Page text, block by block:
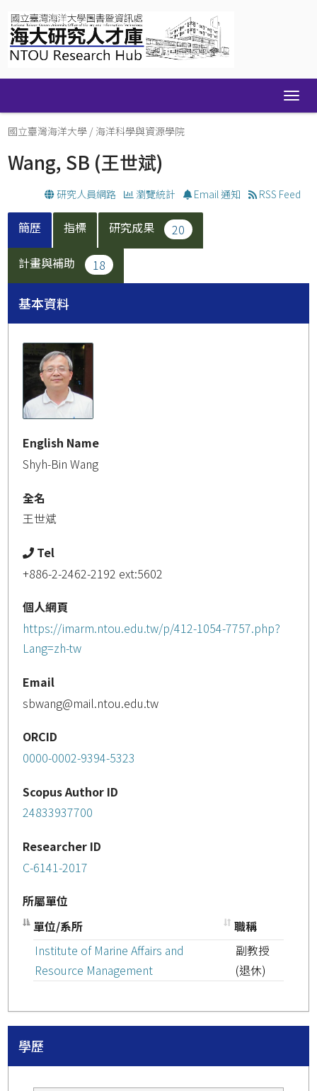
navigation
國立臺灣海洋大學 / 海洋科學與資源學院
Wang, SB (王世斌)
研究人員網路 瀏覽統計 Email 通知 RSS Feed
簡歷 指標 研究成果
20
計畫與補助
18
基本資料
English Name
Shyh-Bin Wang
全名
王世斌
Tel
+886-2-2462-2192 ext:5602
個人網頁
https://imarm.ntou.edu.tw/p/412-1054-7757.php?
Lang=zh-tw
Email
sbwang@mail.ntou.edu.tw
ORCID
0000-0002-9394-5323
Scopus Author ID
24833937700
Researcher ID
C-6141-2017
所屬單位
單位/系所
職稱
Institute of Marine Affairs and
Resource Management
副教授
(退休)
學歷